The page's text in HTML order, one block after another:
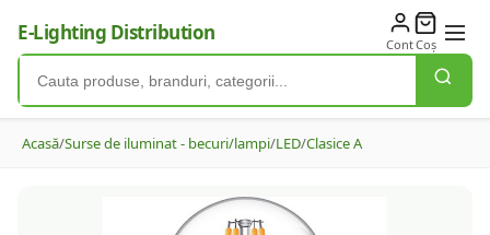
E-Lighting Distribution ContCoș
Acasă/Surse de iluminat - becuri/lampi/LED/Clasice A